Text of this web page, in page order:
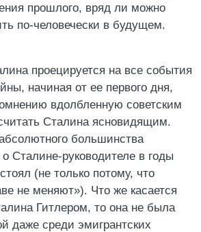
прошлого, вряд ли можно
по-человечески в будущем.
проецируется на все события
начиная от ее первого дня,
вдолбленную советским
Сталина ясновидящим.
большинства
Сталине-руководителе в годы
(не только потому, что
не меняют»). Что же касается
Гитлером, то она не была
даже среди эмигрантских